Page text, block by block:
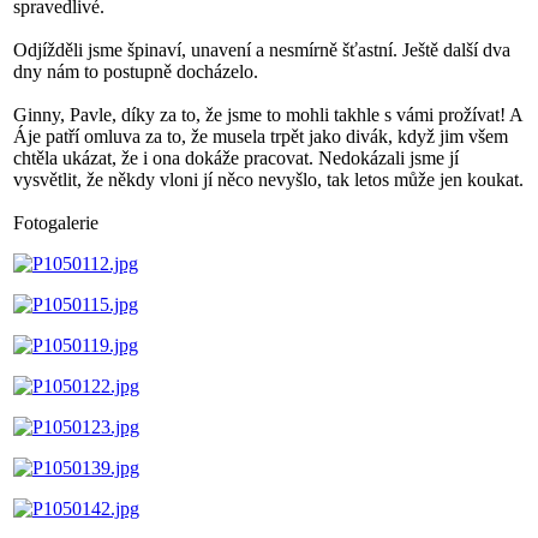
spravedlivé.
Odjížděli jsme špinaví, unavení a nesmírně šťastní. Ještě další dva
dny nám to postupně docházelo.
Ginny, Pavle, díky za to, že jsme to mohli takhle s vámi prožívat! A
Áje patří omluva za to, že musela trpět jako divák, když jim všem
chtěla ukázat, že i ona dokáže pracovat. Nedokázali jsme jí
vysvětlit, že někdy vloni jí něco nevyšlo, tak letos může jen koukat.
Fotogalerie